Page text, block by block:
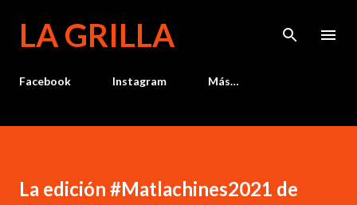
LA GRILLA
Facebook Instagram Más…
La edición #Matlachines2021 de